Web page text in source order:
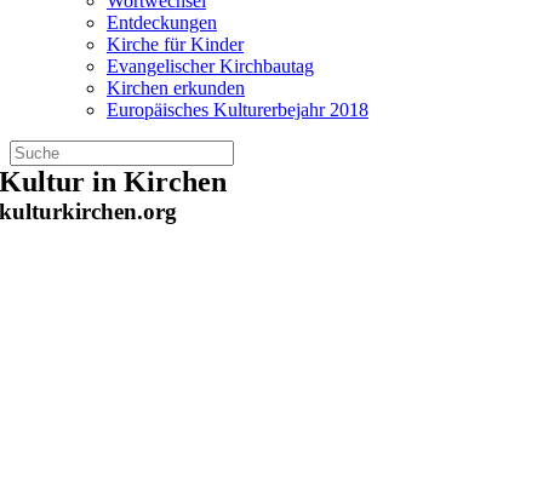
Entdeckungen
Kirche für Kinder
Evangelischer Kirchbautag
Kirchen erkunden
Europäisches Kulturerbejahr 2018
Zum
Inhalt
springen
Kultur in Kirchen
kulturkirchen.org